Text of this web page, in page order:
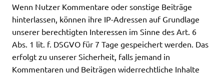
Wenn Nutzer Kommentare oder sonstige Beiträge
hinterlassen, können ihre IP-Adressen auf Grundlage
unserer berechtigten Interessen im Sinne des Art. 6
Abs. 1 lit. f. DSGVO für 7 Tage gespeichert werden. Das
erfolgt zu unserer Sicherheit, falls jemand in
Kommentaren und Beiträgen widerrechtliche Inhalte